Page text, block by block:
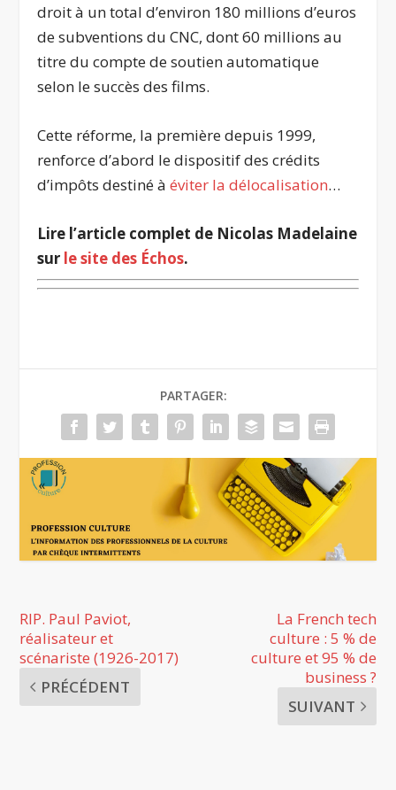
droit à un total d’environ 180 millions d’euros
de subventions du CNC, dont 60 millions au
titre du compte de soutien automatique
selon le succès des films.
Cette réforme, la première depuis 1999,
renforce d’abord le dispositif des crédits
d’impôts destiné àéviter la délocalisation…
Lire l’article complet de Nicolas Madelaine
sur le site des Échos.
PARTAGER:
RIP. Paul Paviot,
réalisateur et
scénariste (1926-2017)
PRÉCÉDENT
La French tech
culture : 5 % de
culture et 95 % de
business ?
SUIVANT